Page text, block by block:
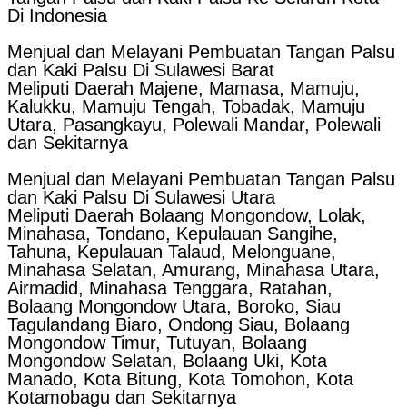
Di Indonesia
Menjual dan Melayani Pembuatan Tangan Palsu
dan Kaki Palsu Di Sulawesi Barat
Meliputi Daerah Majene, Mamasa, Mamuju,
Kalukku, Mamuju Tengah, Tobadak, Mamuju
Utara, Pasangkayu, Polewali Mandar, Polewali
dan Sekitarnya
Menjual dan Melayani Pembuatan Tangan Palsu
dan Kaki Palsu Di Sulawesi Utara
Meliputi Daerah Bolaang Mongondow, Lolak,
Minahasa, Tondano, Kepulauan Sangihe,
Tahuna, Kepulauan Talaud, Melonguane,
Minahasa Selatan, Amurang, Minahasa Utara,
Airmadid, Minahasa Tenggara, Ratahan,
Bolaang Mongondow Utara, Boroko, Siau
Tagulandang Biaro, Ondong Siau, Bolaang
Mongondow Timur, Tutuyan, Bolaang
Mongondow Selatan, Bolaang Uki, Kota
Manado, Kota Bitung, Kota Tomohon, Kota
Kotamobagu dan Sekitarnya